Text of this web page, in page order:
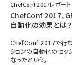
ChefConf 2017レポート
ChefConf 2017、
自動化の効果とは？
ChefConf 2017で行わ
ションの自動化のセッ
なったという。